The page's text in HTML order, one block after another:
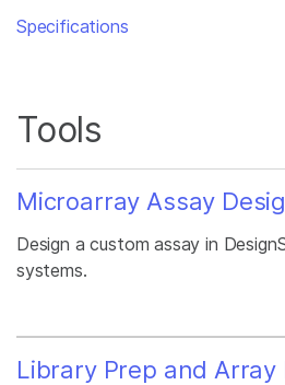
Specifications
Tools
Microarray Assay
Design a custom assay in
systems.
Library Prep and Array